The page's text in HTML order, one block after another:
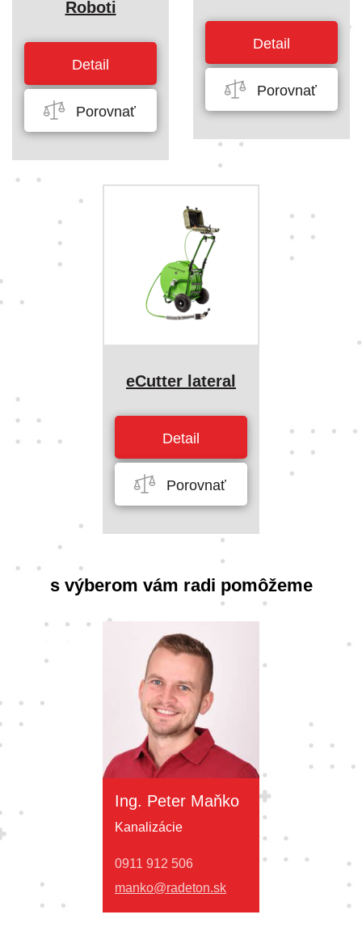
Roboti
Detail
Porovnať
Detail
Porovnať
eCutter lateral
Detail
Porovnať
s výberom vám radi pomôžeme
Ing. Peter Maňko
Kanalizácie
0911 912 506
manko@radeton.sk